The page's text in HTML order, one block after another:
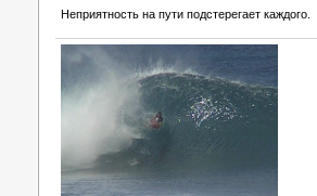
Неприятность на пути подстерегает каждого.